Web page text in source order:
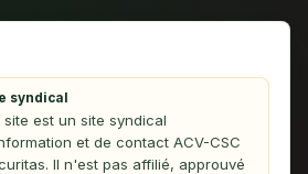
initiative des délégués
et n'est pas affiliée à
syndical
site est un site syndical
et de contact ACV-CSC
Il n'est pas affilié, approuvé